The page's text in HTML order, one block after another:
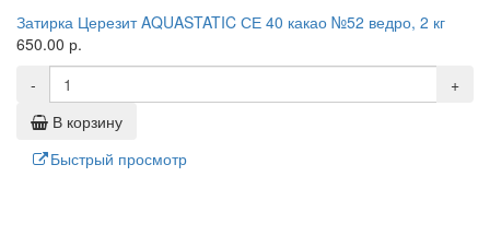
Затирка Церезит AQUASTATIC СЕ 40 какао №52 ведро, 2 кг
650.00 р.
-
+
В корзину
Быстрый просмотр